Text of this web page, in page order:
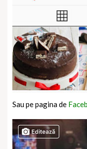
Sau pe pagina de